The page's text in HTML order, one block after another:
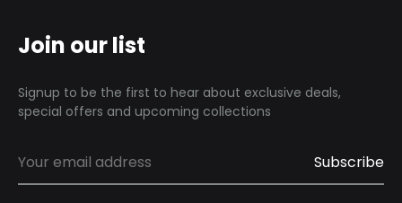
Join our list
Signup to be the first to hear about exclusive deals,
special offers and upcoming collections